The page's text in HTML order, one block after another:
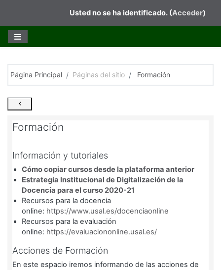
Usted no se ha identificado. (Acceder)
Página Principal Páginas del sitio Formación
Formación
Información y tutoriales
Cómo copiar cursos desde la plataforma anterior
Estrategia Institucional de Digitalización de la
Docencia para el curso 2020-21
Recursos para la docencia
online: https://www.usal.es/docenciaonline
Recursos para la evaluación
online: https://evaluaciononline.usal.es/
Acciones de Formación
En este espacio iremos informando de las acciones de